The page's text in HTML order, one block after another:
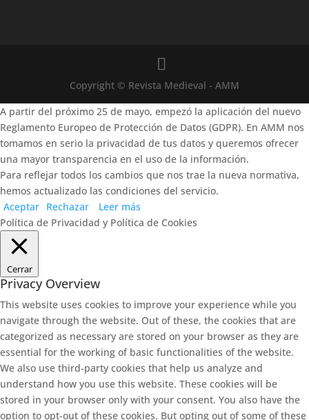
Copyright © Revista Medieval - AMM
A partir del próximo 25 de mayo, empezó la aplicación del nuevo
Reglamento Europeo de Protección de Datos (GDPR). En AMM nos
tomamos en serio la privacidad de tus datos y queremos ofrecer
una mayor transparencia en el uso de la información.
Para reflejar todos los cambios que nos trae la nueva normativa,
hemos actualizado las condiciones del servicio.
Aceptar Rechazar
Leer más
Política de Privacidad y Política de Cookies
Cerrar
Privacy Overview
This website uses cookies to improve your experience while you
navigate through the website. Out of these, the cookies that are
categorized as necessary are stored on your browser as they are
essential for the working of basic functionalities of the website.
We also use third-party cookies that help us analyze and
understand how you use this website. These cookies will be
stored in your browser only with your consent. You also have the
option to opt-out of these cookies. But opting out of some of these